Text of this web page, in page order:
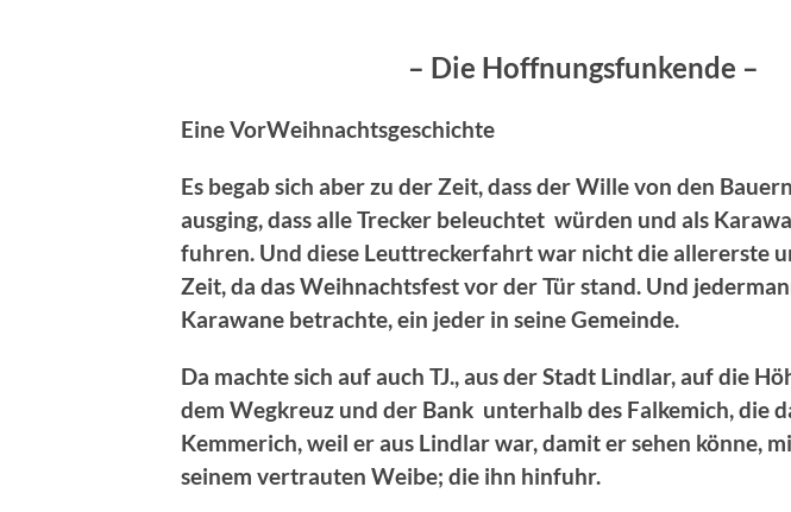
– Die Hoffnungsfunkende –
Eine VorWeihnachtsgeschichte
Es begab sich aber zu der Zeit, dass der Wille von den
ausging, dass alle Trecker beleuchtet würden und als
fuhren. Und diese Leuttreckerfahrt war nicht die allererste
Zeit, da das Weihnachtsfest vor der Tür stand. Und
Karawane betrachte, ein jeder in seine Gemeinde.
Da machte sich auf auch TJ., aus der Stadt Lindlar, auf die
dem Wegkreuz und der Bank unterhalb des Falkemich, die
Kemmerich, weil er aus Lindlar war, damit er sehen könne,
seinem vertrauten Weibe; die ihn hinfuhr.